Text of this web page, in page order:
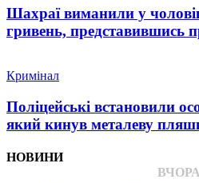
Шахраї виманили у
гривень, представившись
Кримінал
Поліцейські встановили
який кинув металеву
НОВИНИ
ВЧОРА